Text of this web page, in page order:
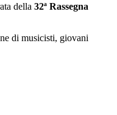
della 32ª Rassegna
di musicisti, giovani